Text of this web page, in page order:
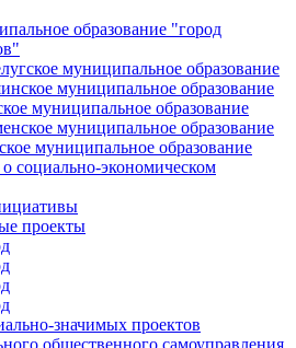
образование "город
муниципальное образование
муниципальное образование
муниципальное образование
муниципальное образование
муниципальное образование
социально-экономическом
проекты
значимых проектов
общественного самоуправления